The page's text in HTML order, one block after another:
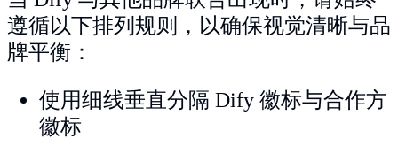
遵循以下排列规则，以确保视觉清晰与品
牌平衡：
使用细线垂直分隔 Dify 徽标与合作方
徽标